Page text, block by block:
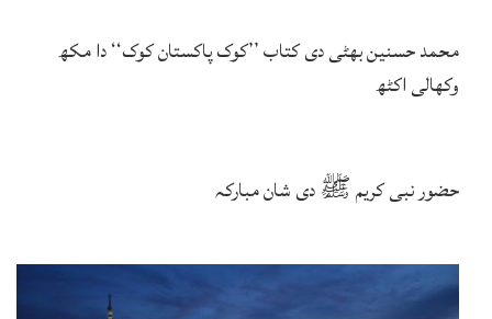
محمد حسنین بھٹی دی کتاب ’’کوک پاکستان کوک‘‘ دا مکھ
وکھالی اکٹھ
حضور نبی کریم ﷺ دی شان مبارکہ